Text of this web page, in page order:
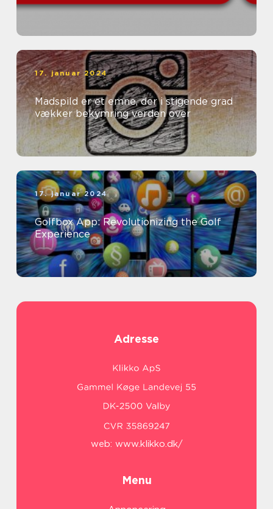
17. januar 2024
Madspild er et emne, der i stigende grad
vækker bekymring verden over
17. januar 2024
Golfbox App: Revolutionizing the Golf
Experience
Adresse
web: www.klikko.dk/
Menu